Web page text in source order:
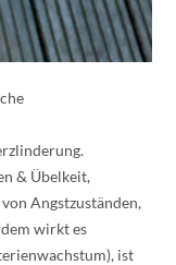
& Übelkeit,
Angstzuständen,
wirkt es
ist